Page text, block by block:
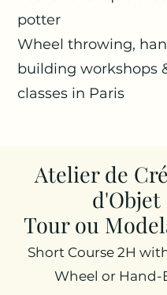
potter
Wheel throwing,
building workshops
classes in Paris
Atelier de
d'Objet
Tour ou
Short Course 2H
Wheel or Hand-